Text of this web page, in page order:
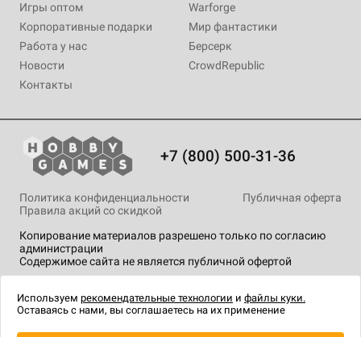
Игры оптом
Корпоративные подарки
Работа у нас
Новости
Контакты
Warforge
Мир фантастики
Берсерк
CrowdRepublic
+7 (800) 500-31-36
Копирование материалов разрешено только по согласию
администрации
Содержимое сайта не является публичной офертой
Политика конфиденциальности
Публичная оферта
Правила акций со скидкой
технологии .
Используем рекомендательные технологии и файлы куки.
Оставаясь с нами, вы соглашаетесь на их применение